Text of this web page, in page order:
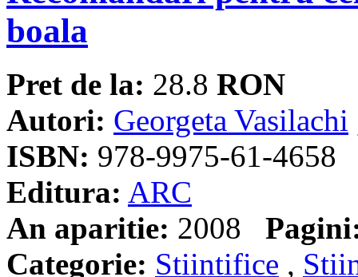
boala
Pret de la: 28.8 RON
Autori: Georgeta Vasilachi
ISBN: 978-9975-61-4658
Editura: ARC
An aparitie: 2008
Categorie: Stiintifice ,